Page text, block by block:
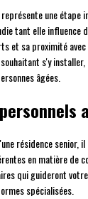
une
tant elle influence
et sa proximité
s'y
âgées.
résidence
en matière
qui guideront
spécialisées.